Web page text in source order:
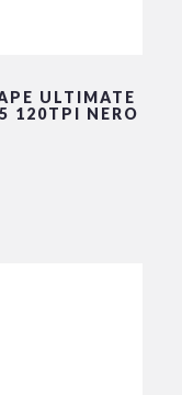
ULTIMATE
120TPI NERO